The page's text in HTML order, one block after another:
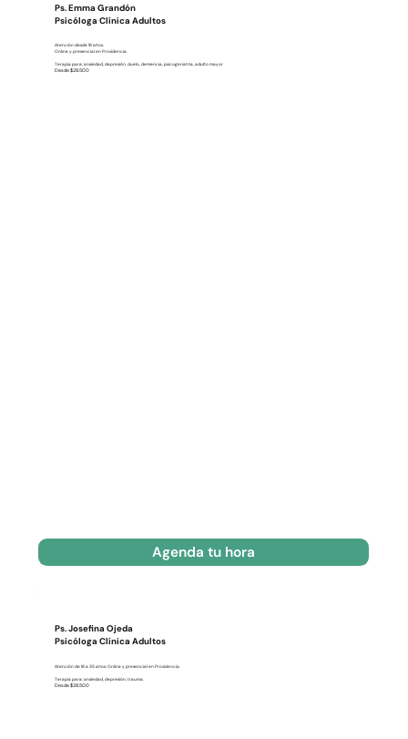
Ps. Emma Grandón
Psicóloga Clínica Adultos
Atención desde 18 años.
Online y presencial en Providencia.
Terapia para: ansiedad, depresión, duelo, demencia, psicogeriatría, adulto mayor
Desde $28.500
Agenda tu hora
Ps. Josefina Ojeda
Psicóloga Clínica Adultos
Atención de 18 a 35 años. Online y presencial en Providencia.
Terapia para: ansiedad, depresión, trauma.
Desde $28.500